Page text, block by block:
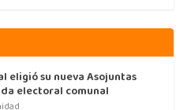
eligió su nueva Asojuntas
electoral comunal